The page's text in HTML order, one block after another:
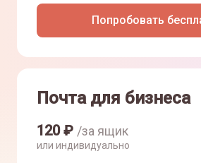
Попробовать
Почта для бизнеса
120₽ /за ящик
или индивидуально